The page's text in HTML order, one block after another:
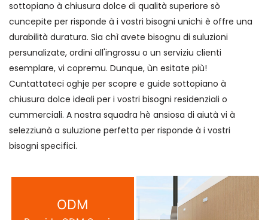
sottopiano à chiusura dolce di qualità superiore sò
cuncepite per risponde à i vostri bisogni unichi è offre una
durabilità duratura. Sia chì avete bisognu di suluzioni
persunalizate, ordini all'ingrossu o un serviziu clienti
esemplare, vi copremu. Dunque, ùn esitate più!
Cuntattateci oghje per scopre e guide sottopiano à
chiusura dolce ideali per i vostri bisogni residenziali o
cummerciali. A nostra squadra hè ansiosa di aiutà vi à
selezziunà a suluzione perfetta per risponde à i vostri
bisogni specifici.
ODM